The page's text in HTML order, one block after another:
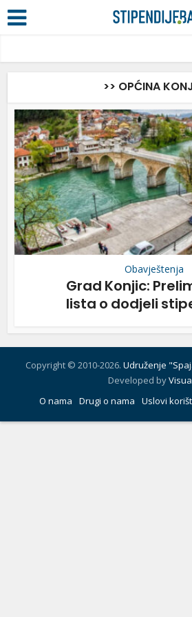
>> OPĆINA
Obavještenja
Grad Konjic:
lista o dodjeli
Copyright © 2010-2026. Udruženje
Developed by
O nama
Drugi o nama Uslovi